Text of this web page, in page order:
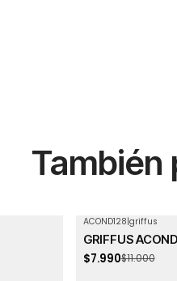
También
Agotado
ACOND128|griffus
GRIFFUS
$7.990$11.000